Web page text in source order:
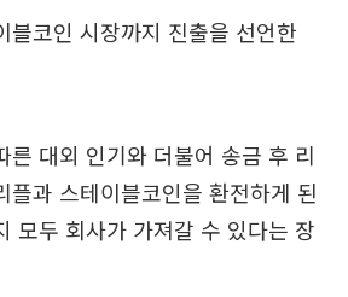
블코인 시장까지 진출을 선언한
른 대외 인기와 더불어 송금 후 리
플과 스테이블코인을 환전하게 된
모두 회사가 가져갈 수 있다는 장